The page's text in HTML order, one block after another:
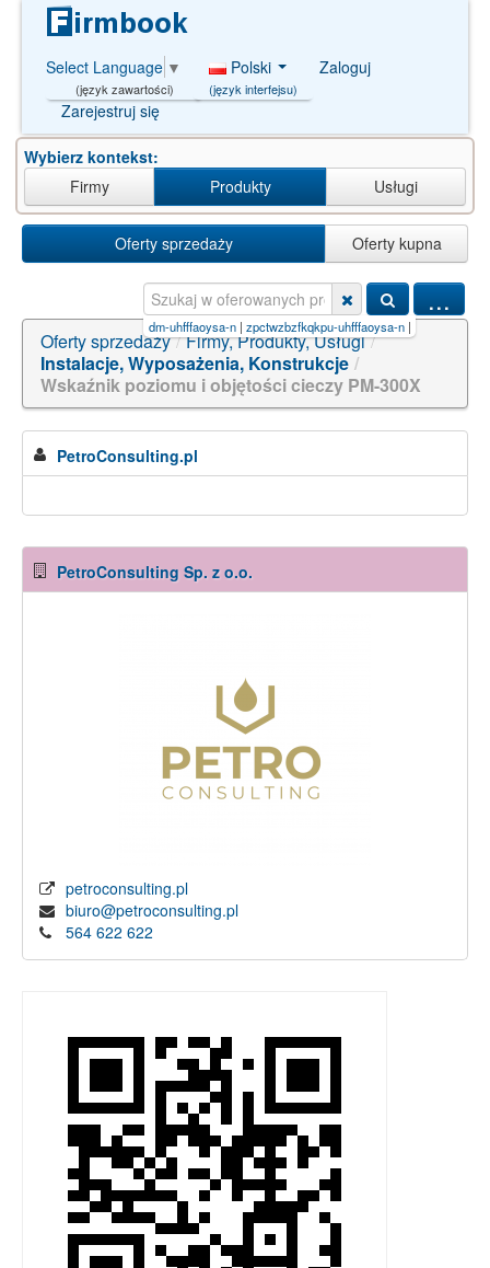
Select Language ▼
(język zawartości)
Polski
(język interfejsu)
Zaloguj
Zarejestruj się
Wybierz kontekst:
Firmy
Produkty Usługi
Oferty sprzedaży Oferty kupna
...
4-p xwbiryhidlvtdm-uhfffaoysa-n|zpctwzbzfkqkpu-uhfffaoysa-n|odklfnzfpvqgeo-
Oferty sprzedaży / Firmy, Produkty, Usługi /
Instalacje, Wyposażenia, Konstrukcje /
Wskaźnik poziomu i objętości cieczy PM-300X
PetroConsulting.pl
PetroConsulting Sp. z o.o.
petroconsulting.pl
biuro@petroconsulting.pl
564 622 622